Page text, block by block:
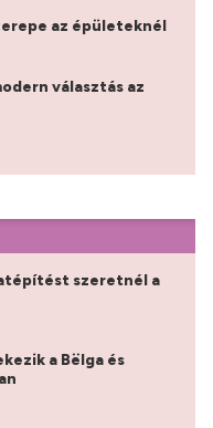
az épületeknél
választás az
szeretnél a
a Bëlga és